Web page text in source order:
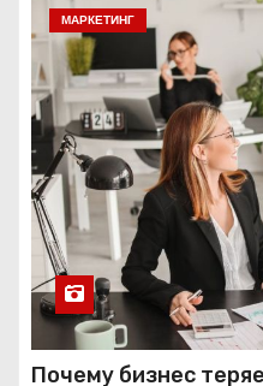
МАРКЕТИНГ
Почему бизнес